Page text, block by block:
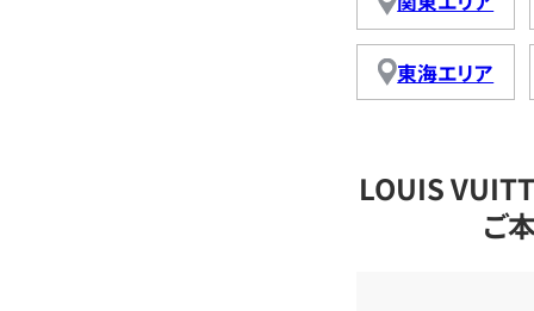
東海エリア
LOUIS
ご